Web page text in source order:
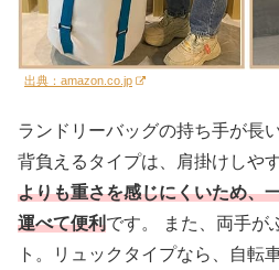
出典：amazon.co.jp
ランドリーバッグの持ち手が長
背負えるタイプは、肩掛けしや
よりも重さを感じにくいため、
運べて便利です。 また、両手が
ト。リュックタイプなら、自転